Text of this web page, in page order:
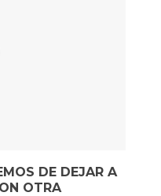
DE DEJAR A
OTRA